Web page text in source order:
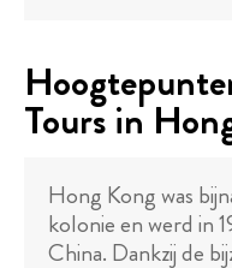
Tours in
Hong Kong was
kolonie en werd in
China. Dankzij de